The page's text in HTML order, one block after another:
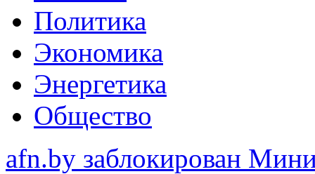
Политика
Экономика
Энергетика
Общество
afn.by заблокирован